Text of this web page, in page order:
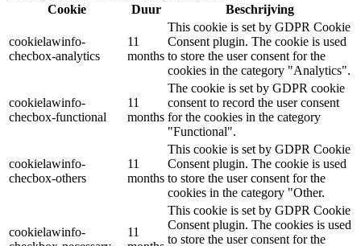
Cookie
Duur Beschrijving
cookielawinfo-
checbox-analytics
11
months
This cookie is set by GDPR Cookie
Consent plugin. The cookie is used
to store the user consent for the
cookies in the category "Analytics".
cookielawinfo-
checbox-functional
11
months
The cookie is set by GDPR cookie
consent to record the user consent
for the cookies in the category
"Functional".
cookielawinfo-
checbox-others
11
months
This cookie is set by GDPR Cookie
Consent plugin. The cookie is used
to store the user consent for the
cookies in the category "Other.
cookielawinfo-
11
This cookie is set by GDPR Cookie
Consent plugin. The cookies is used
to store the user consent for the